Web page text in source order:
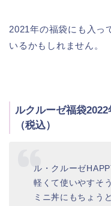
2021年の福袋にも入っ
いるかもしれません。
ルクルーゼ福袋
（税込）
ル・クルーゼ
軽くて使いやすそ
ミニ丼にもちょう